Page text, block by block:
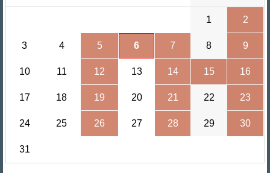
1 2
3 4 5 6 7 8 9
10 11 12 13 14 15 16
17 18 19 20 21 22 23
24 25 26 27 28 29 30
31